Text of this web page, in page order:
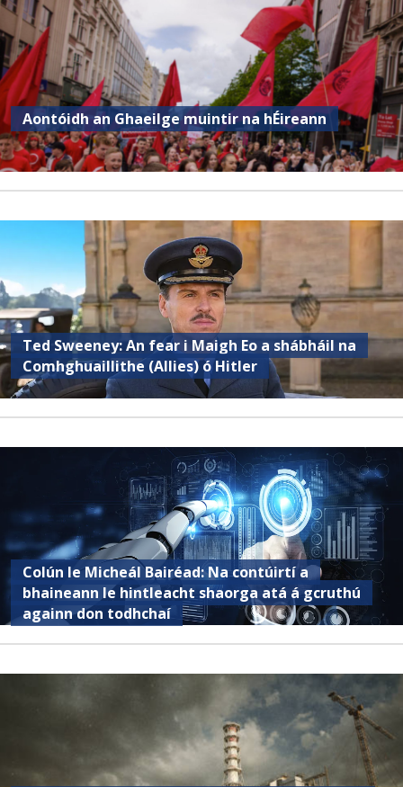
Aontóidh an Ghaeilge muintir na hÉireann
Ted Sweeney: An fear i Maigh Eo a shábháil na
Comhghuaillithe (Allies) ó Hitler
Colún le Micheál Bairéad: Na contúirtí a
bhaineann le hintleacht shaorga atá á gcruthú
againn don todhchaí